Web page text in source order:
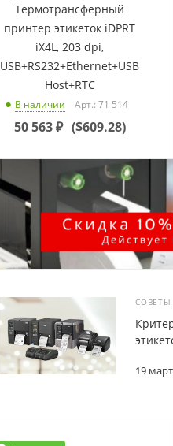
Термотрансферный
принтер этикеток iDPRT
iX4L, 203 dpi,
USB+RS232+Ethernet+USB
Host+RTC
В наличии Арт.: 71 514
50 563₽ ($609.28)
СОВЕТЫ
19